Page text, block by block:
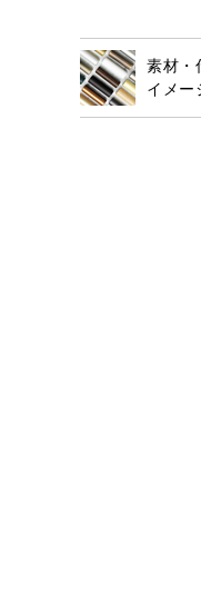
素材・
イメー